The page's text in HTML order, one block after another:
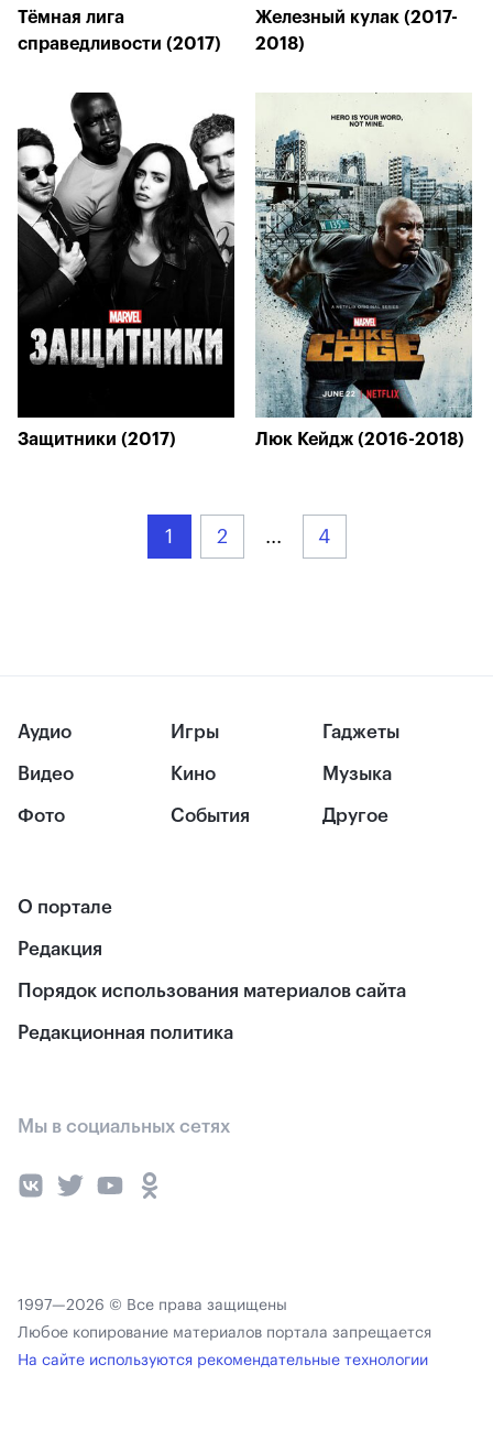
Тёмная лига
справедливости (2017)
Железный кулак (2017-
2018)
Защитники (2017) Люк Кейдж (2016-2018)
1 2 ... 4
Аудио
Видео
Фото
Игры
Кино
События
Гаджеты
Музыка
Другое
О портале
Редакция
Порядок использования материалов сайта
Редакционная политика
Мы в социальных сетях
1997—2026 © Все права защищены
Любое копирование материалов портала запрещается
На сайте используются рекомендательные технологии